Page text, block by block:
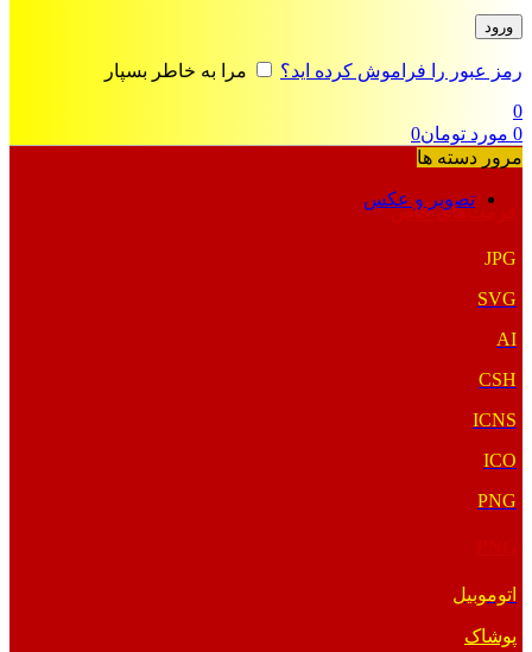
ورود
رمز عبور را فراموش کرده اید؟
مرا به خاطر بسپار
0
0 مورد تومان0
مرور دسته ها
تصویر و عکس
فرمت‌های خاص
JPG
SVG
AI
CSH
ICNS
ICO
PNG
اتوموبیل
پوشاک